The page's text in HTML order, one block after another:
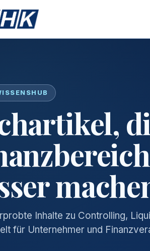
Inhalte zu Controlling,
für Unternehmer und